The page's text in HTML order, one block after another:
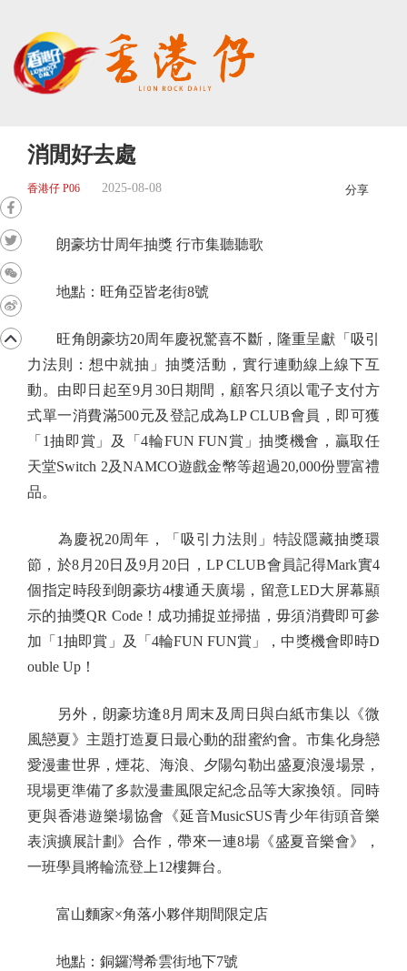
消閒好去處
香港仔 P06 2025-08-08 分享
朗豪坊廿周年抽獎 行市集聽聽歌
地點：旺角亞皆老街8號
旺角朗豪坊20周年慶祝驚喜不斷，隆重呈獻「吸引
力法則：想中就抽」抽獎活動，實行連動線上線下互
動。由即日起至9月30日期間，顧客只須以電子支付方
式單一消費滿500元及登記成為LP CLUB會員，即可獲
「1抽即賞」及「4輪FUN FUN賞」抽獎機會，贏取任
天堂Switch 2及NAMCO遊戲金幣等超過20,000份豐富禮
品。
為慶祝20周年，「吸引力法則」特設隱藏抽獎環
節，於8月20日及9月20日，LP CLUB會員記得Mark實4
個指定時段到朗豪坊4樓通天廣場，留意LED大屏幕顯
示的抽獎QR Code！成功捕捉並掃描，毋須消費即可參
加「1抽即賞」及「4輪FUN FUN賞」，中獎機會即時D
ouble Up！
另外，朗豪坊逢8月周末及周日與白紙市集以《微
風戀夏》主題打造夏日最心動的甜蜜約會。市集化身戀
愛漫畫世界，煙花、海浪、夕陽勾勒出盛夏浪漫場景，
現場更準備了多款漫畫風限定紀念品等大家換領。同時
更與香港遊樂場協會《延音MusicSUS青少年街頭音樂
表演擴展計劃》合作，帶來一連8場《盛夏音樂會》，
一班學員將輪流登上12樓舞台。
富山麵家×角落小夥伴期間限定店
地點：銅鑼灣希雲街地下7號